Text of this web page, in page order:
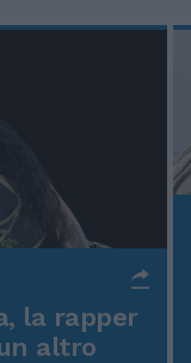
la rapper
altro